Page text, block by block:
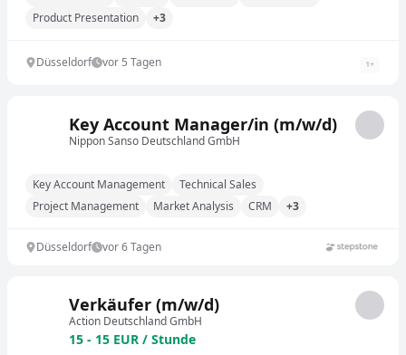
Product Presentation
+3
Düsseldorf vor 5 Tagen 1+
Key Account Manager/in (m/w/d)
Nippon Sanso Deutschland GmbH
Key Account Management
Technical Sales
Project Management
Market Analysis CRM +3
Düsseldorf vor 6 Tagen
Verkäufer (m/w/d)
Action Deutschland GmbH
15 - 15 EUR / Stunde